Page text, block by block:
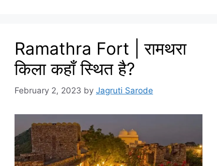
Ramathra Fort | रामथरा
किला कहाँ स्थित है?
February 2, 2023 by Jagruti Sarode